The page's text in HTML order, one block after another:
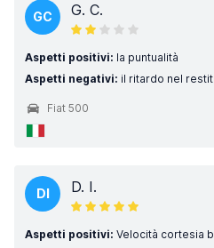
GC G. C.
Aspetti positivi: la puntualità
Aspetti negativi: il ritardo nel
Fiat 500
DI D. I.
Aspetti positivi: Velocità cortesia